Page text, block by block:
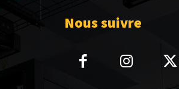
Nous suivre